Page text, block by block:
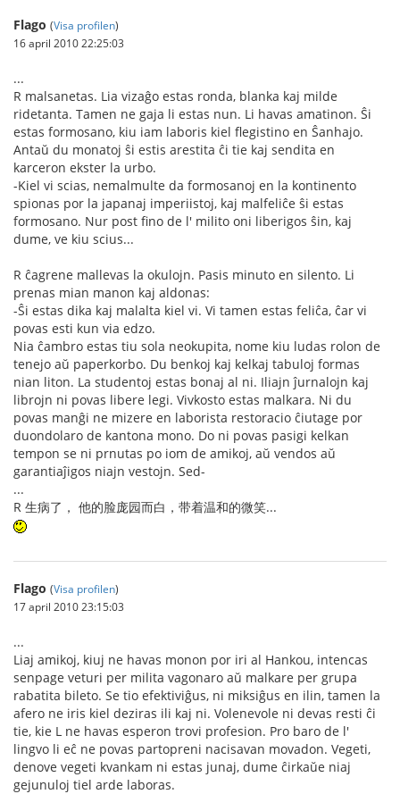
Flago (Visa profilen)
16 april 2010 22:25:03
...
R malsanetas. Lia vizaĝo estas ronda, blanka kaj milde
ridetanta. Tamen ne gaja li estas nun. Li havas amatinon. Ŝi
estas formosano, kiu iam laboris kiel flegistino en Ŝanhajo.
Antaŭ du monatoj ŝi estis arestita ĉi tie kaj sendita en
karceron ekster la urbo.
-Kiel vi scias, nemalmulte da formosanoj en la kontinento
spionas por la japanaj imperiistoj, kaj malfeliĉe ŝi estas
formosano. Nur post fino de l' milito oni liberigos ŝin, kaj
dume, ve kiu scius...
R ĉagrene mallevas la okulojn. Pasis minuto en silento. Li
prenas mian manon kaj aldonas:
-Ŝi estas dika kaj malalta kiel vi. Vi tamen estas feliĉa, ĉar vi
povas esti kun via edzo.
Nia ĉambro estas tiu sola neokupita, nome kiu ludas rolon de
tenejo aŭ paperkorbo. Du benkoj kaj kelkaj tabuloj formas
nian liton. La studentoj estas bonaj al ni. Iliajn ĵurnalojn kaj
librojn ni povas libere legi. Vivkosto estas malkara. Ni du
povas manĝi ne mizere en laborista restoracio ĉiutage por
duondolaro de kantona mono. Do ni povas pasigi kelkan
tempon se ni prnutas po iom de amikoj, aŭ vendos aŭ
garantiaĵigos niajn vestojn. Sed-
...
R 生病了， 他的脸庞园而白，带着温和的微笑...
Flago (Visa profilen)
17 april 2010 23:15:03
...
Liaj amikoj, kiuj ne havas monon por iri al Hankou, intencas
senpage veturi per milita vagonaro aŭ malkare per grupa
rabatita bileto. Se tio efektiviĝus, ni miksiĝus en ilin, tamen la
afero ne iris kiel deziras ili kaj ni. Volenevole ni devas resti ĉi
tie, kie L ne havas esperon trovi profesion. Pro baro de l'
lingvo li eĉ ne povas partopreni nacisavan movadon. Vegeti,
denove vegeti kvankam ni estas junaj, dume ĉirkaŭe niaj
gejunuloj tiel arde laboras.